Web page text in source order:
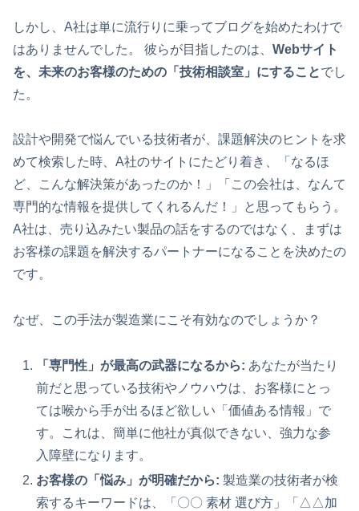
しかし、A社は単に流行りに乗ってブログを始めたわけで
はありませんでした。 彼らが目指したのは、 Webサイト
を、未来のお客様のための「技術相談室」にすることでし
た。
設計や開発で悩んでいる技術者が、課題解決のヒントを求
めて検索した時、A社のサイトにたどり着き、「なるほ
ど、こんな解決策があったのか！」「この会社は、なんて
専門的な情報を提供してくれるんだ！」と思ってもらう。
A社は、売り込みたい製品の話をするのではなく、まずは
お客様の課題を解決するパートナーになることを決めたの
です。
なぜ、この手法が製造業にこそ有効なのでしょうか？
「専門性」が最高の武器になるから: あなたが当たり
前だと思っている技術やノウハウは、お客様にとっ
ては喉から手が出るほど欲しい「価値ある情報」で
す。これは、簡単に他社が真似できない、強力な参
入障壁になります。
お客様の「悩み」が明確だから: 製造業の技術者が検
索するキーワードは、「〇〇 素材 選び方」「△△加